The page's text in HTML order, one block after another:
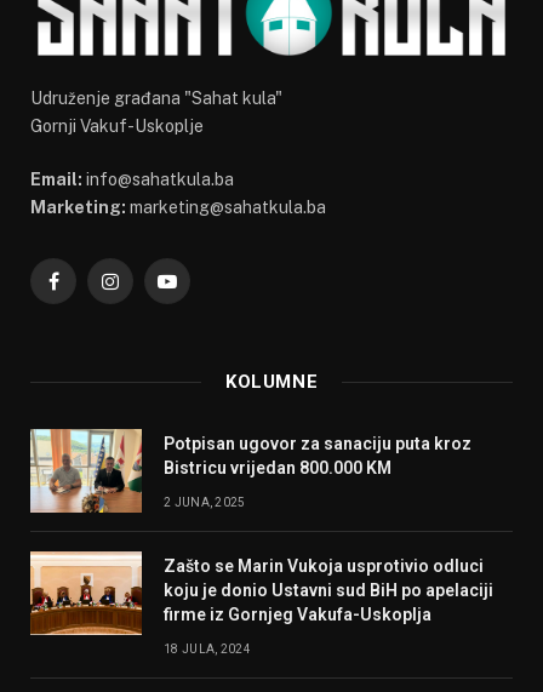
Udruženje građana "Sahat kula"
Gornji Vakuf-Uskoplje
Email: info@sahatkula.ba
Marketing: marketing@sahatkula.ba
FacebookInstagramYouTube
KOLUMNE
Potpisan ugovor za sanaciju puta kroz
Bistricu vrijedan 800.000 KM
2 JUNA, 2025
Zašto se Marin Vukoja usprotivio odluci
koju je donio Ustavni sud BiH po apelaciji
firme iz Gornjeg Vakufa-Uskoplja
18 JULA, 2024